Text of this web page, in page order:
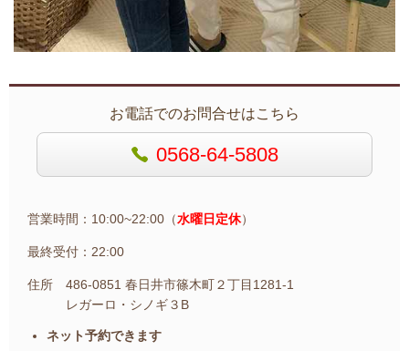
お電話でのお問合せはこちら
0568-64-5808
営業時間：10:00~22:00（水曜日定休）
最終受付：22:00
住所 486-0851 春日井市篠木町２丁目1281-1
レガーロ・シノギ３B
ネット予約できます